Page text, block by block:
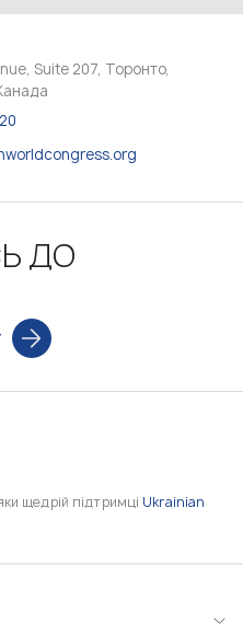
Suite 207, Торонто,
ДО
щедрій підтримці Ukrainian